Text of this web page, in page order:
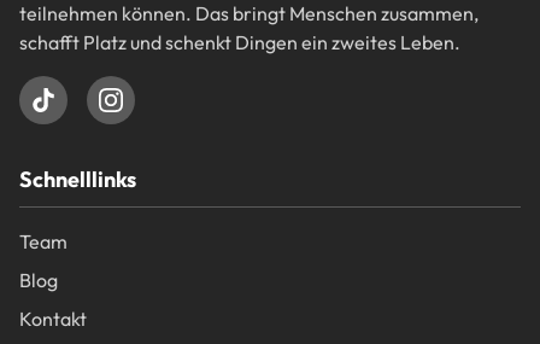
teilnehmen können. Das bringt Menschen zusammen,
schafft Platz und schenkt Dingen ein zweites Leben.
Schnelllinks
Team
Blog
Kontakt